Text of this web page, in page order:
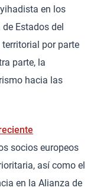
en los
Estados del
por parte
parte, la
hacia las
socios europeos
así como el
en la Alianza de